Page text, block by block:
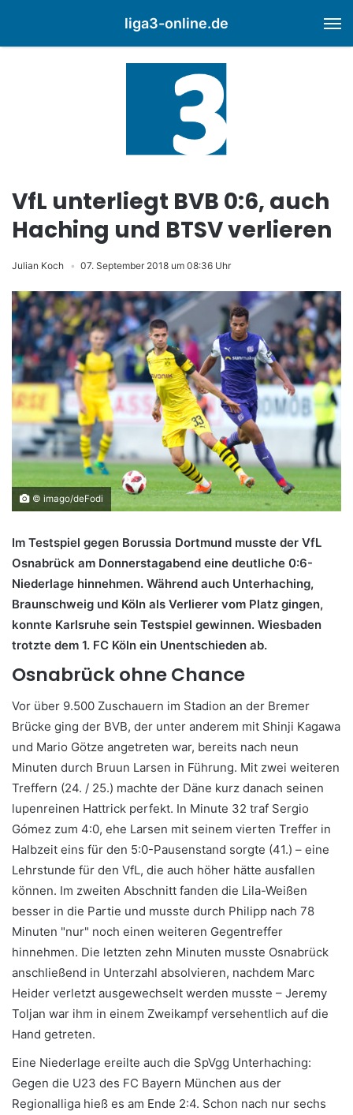
liga3-online.de
VfL unterliegt BVB 0:6, auch
Haching und BTSV verlieren
Julian Koch 07. September 2018 um 08:36 Uhr
© imago/deFodi
Im Testspiel gegen Borussia Dortmund musste der VfL
Osnabrück am Donnerstagabend eine deutliche 0:6-
Niederlage hinnehmen. Während auch Unterhaching,
Braunschweig und Köln als Verlierer vom Platz gingen,
konnte Karlsruhe sein Testspiel gewinnen. Wiesbaden
trotzte dem 1. FC Köln ein Unentschieden ab.
Osnabrück ohne Chance
Vor über 9.500 Zuschauern im Stadion an der Bremer
Brücke ging der BVB, der unter anderem mit Shinji Kagawa
und Mario Götze angetreten war, bereits nach neun
Minuten durch Bruun Larsen in Führung. Mit zwei weiteren
Treffern (24. / 25.) machte der Däne kurz danach seinen
lupenreinen Hattrick perfekt. In Minute 32 traf Sergio
Gómez zum 4:0, ehe Larsen mit seinem vierten Treffer in
Halbzeit eins für den 5:0-Pausenstand sorgte (41.) – eine
Lehrstunde für den VfL, die auch höher hätte ausfallen
können. Im zweiten Abschnitt fanden die Lila-Weißen
besser in die Partie und musste durch Philipp nach 78
Minuten "nur" noch einen weiteren Gegentreffer
hinnehmen. Die letzten zehn Minuten musste Osnabrück
anschließend in Unterzahl absolvieren, nachdem Marc
Heider verletzt ausgewechselt werden musste – Jeremy
Toljan war ihm in einem Zweikampf versehentlich auf die
Hand getreten.
Eine Niederlage ereilte auch die SpVgg Unterhaching:
Gegen die U23 des FC Bayern München aus der
Regionalliga hieß es am Ende 2:4. Schon nach nur sechs